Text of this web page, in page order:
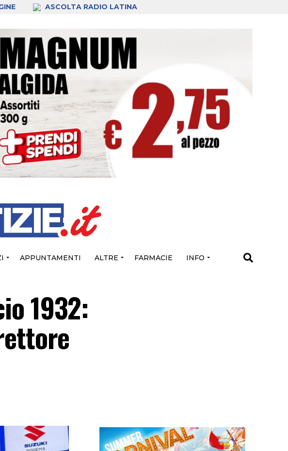
ASCOLTA RADIO LATINA
APPUNTAMENTI ALTRE FARMACIE INFO
1932: